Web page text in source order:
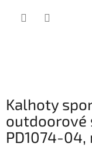
Kalhoty
outdoorové
PD1074-04,